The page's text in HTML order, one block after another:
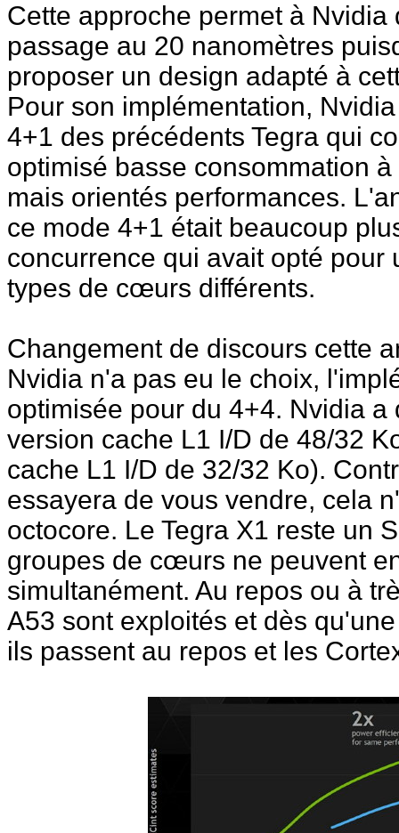
Cette approche permet à
passage au 20 nanomètres
proposer un design adapté à
Pour son implémentation,
4+1 des précédents Tegra qui
optimisé basse consommation
mais orientés performances.
ce mode 4+1 était beaucoup
concurrence qui avait opté
types de cœurs différents.
Changement de discours cette
Nvidia n'a pas eu le choix,
optimisée pour du 4+4. Nvidia
version cache L1 I/D de 48/32
cache L1 I/D de 32/32 Ko).
essayera de vous vendre, cela
octocore. Le Tegra X1 reste un
groupes de cœurs ne peuvent
simultanément. Au repos ou à
A53 sont exploités et dès
ils passent au repos et les